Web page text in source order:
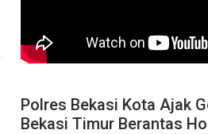
Polres Bekasi Kota Ajak
Bekasi Timur Berantas